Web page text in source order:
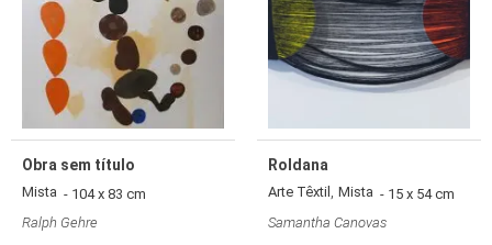
Obra sem título
Mista - 104 x 83 cm
Ralph Gehre
Roldana
Arte Têxtil , Mista - 15 x 54 cm
Samantha Canovas